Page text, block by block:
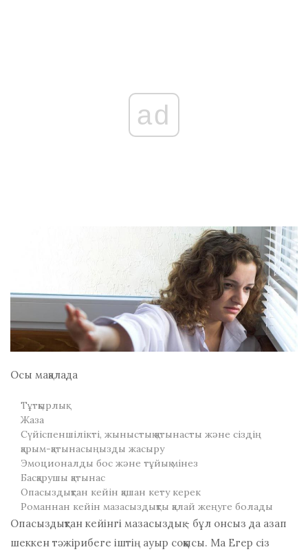
ad
Осы мақалада
Тұтқырлық
Жаза
Сүйіспеншілікті, жыныстық қатынасты және сіздің
қарым-қатынасыңызды жасыру
Эмоционалды бос және тұйық мінез
Басқарушы қатынас
Опасыздықтан кейін қашан кету керек
Романнан кейін мазасыздықты қалай жеңуге болады
Опасыздықтан кейінгі мазасыздық - бұл онсыз да азап
шеккен тәжірибеге іштің ауыр соққысы. Ма Егер сіз